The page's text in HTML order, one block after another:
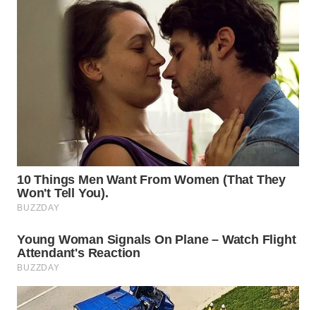
WN
PADANG
LAWAS
WN
SUMEDANG
WN
CIANJUR